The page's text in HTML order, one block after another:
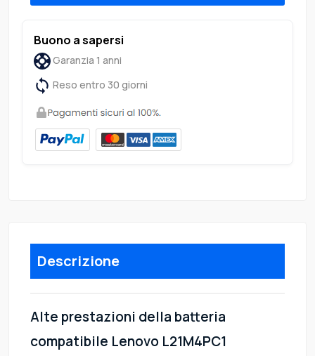
Buono a sapersi
Garanzia 1 anni
Reso entro 30 giorni
Descrizione
Alte prestazioni della batteria
compatibile Lenovo L21M4PC1